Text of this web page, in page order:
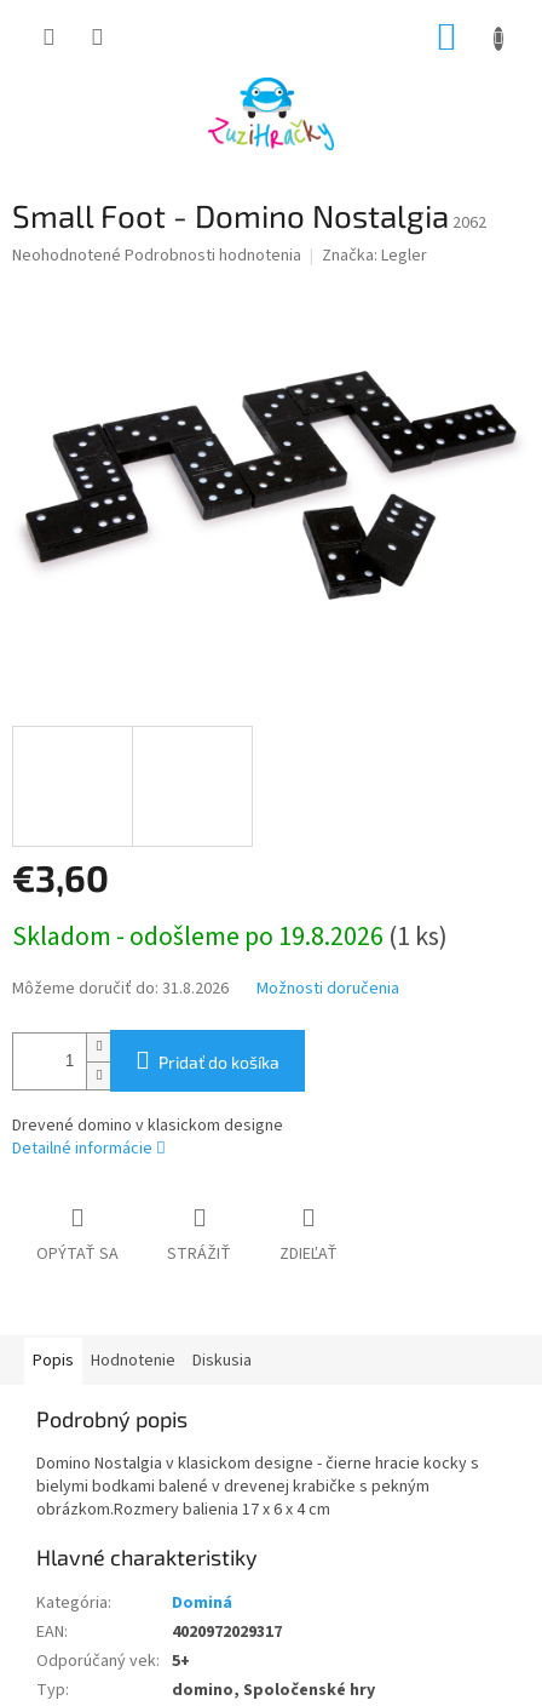
Small Foot - Domino Nostalgia 2062
Priemerné
Neohodnotené Podrobnosti hodnotenia Značka: Legler
€3,60
cena:
Skladom - odošleme po 19.8.2026 (1 ks)
Môžeme doručiť do: 31.8.2026 Možnosti doručenia
Pridať do košíka
Drevené domino v klasickom designe
Detailné informácie
OPÝTAŤ SA STRÁŽIŤ ZDIEĽAŤ
Popis Hodnotenie Diskusia
Podrobný popis
Domino Nostalgia v klasickom designe - čierne hracie kocky s
bielymi bodkami balené v drevenej krabičke s pekným
obrázkom.Rozmery balienia 17 x 6 x 4 cm
Kategória:
Dominá
EAN:
4020972029317
Odporúčaný vek: 5+
Typ:
domino, Spoločenské hry